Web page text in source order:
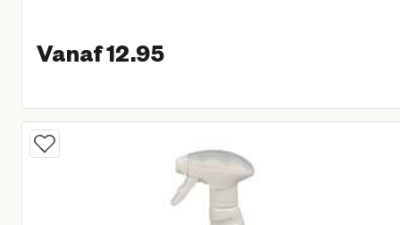
Vanaf 12.95
Vanaf huidige prijs €